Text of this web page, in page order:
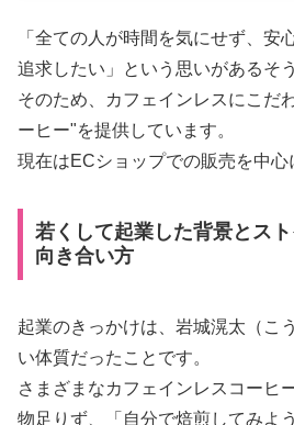
「全ての人が時間を気にせず、安
追求したい」という思いがあるそ
そのため、カフェインレスにこだ
ーヒー"を提供しています。
現在はECショップでの販売を中心
若くして起業した背景とス
向き合い方
起業のきっかけは、岩城滉太（こ
い体質だったことです。
さまざまなカフェインレスコーヒ
物足りず、「自分で焙煎してみよ